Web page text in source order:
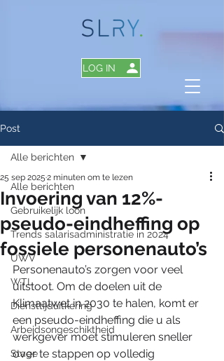
LOG IN
Post
Alle berichten
Gebruikelijk loon
Trends salarisadministratie in 2024
UWV
WTL
Diensttijduitkering
Arbeidsongeschiktheid
Stage
Alle berichten
Invoering van 12%-
pseudo-eindheffing op
fossiele personenauto’s
25 sep 2025 2 minuten om te lezen
Personenauto’s zorgen voor veel
uitstoot. Om de doelen uit de
Klimaatwet in 2030 te halen, komt er
een pseudo-eindheffing die u als
werkgever moet stimuleren sneller
over te stappen op volledig